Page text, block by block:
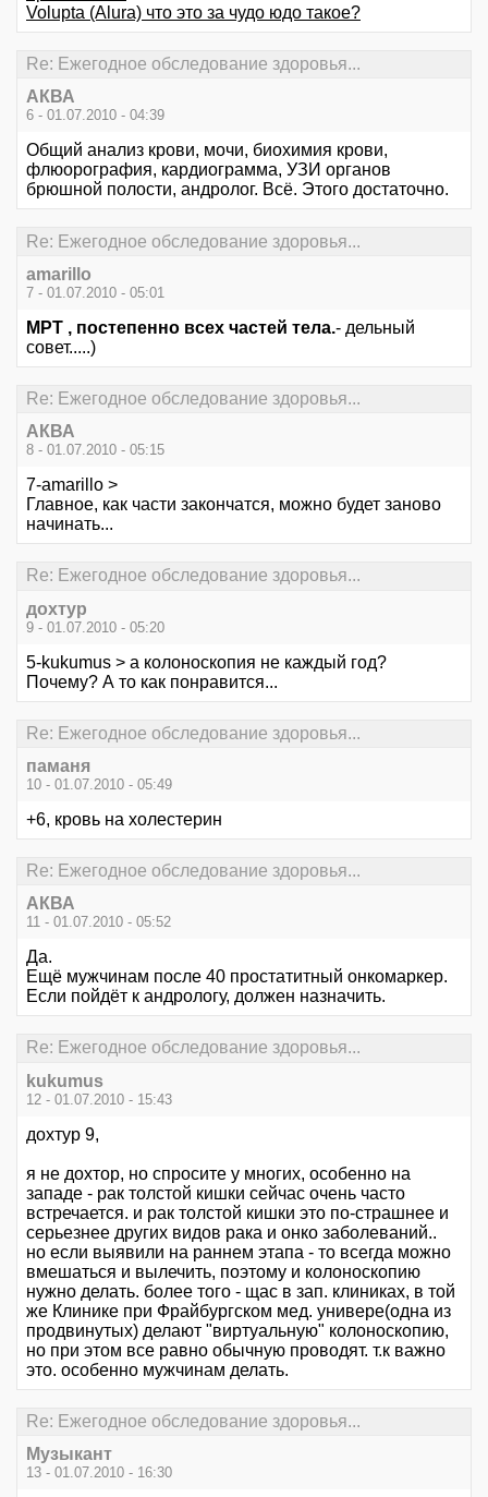
Volupta (Alura) что это за чудо юдо такое?
Re: Ежегодное обследование здоровья...
АКВА
6 - 01.07.2010 - 04:39
Общий анализ крови, мочи, биохимия крови,
флюорография, кардиограмма, УЗИ органов
брюшной полости, андролог. Всё. Этого достаточно.
Re: Ежегодное обследование здоровья...
amarillo
7 - 01.07.2010 - 05:01
МРТ , постепенно всех частей тела.- дельный
совет.....)
Re: Ежегодное обследование здоровья...
АКВА
8 - 01.07.2010 - 05:15
7-amarillo >
Главное, как части закончатся, можно будет заново
начинать...
Re: Ежегодное обследование здоровья...
дохтур
9 - 01.07.2010 - 05:20
5-kukumus > а колоноскопия не каждый год?
Почему? А то как понравится...
Re: Ежегодное обследование здоровья...
паманя
10 - 01.07.2010 - 05:49
+6, кровь на холестерин
Re: Ежегодное обследование здоровья...
АКВА
11 - 01.07.2010 - 05:52
Да.
Ещё мужчинам после 40 простатитный онкомаркер.
Если пойдёт к андрологу, должен назначить.
Re: Ежегодное обследование здоровья...
kukumus
12 - 01.07.2010 - 15:43
дохтур 9,
я не дохтор, но спросите у многих, особенно на
западе - рак толстой кишки сейчас очень часто
встречается. и рак толстой кишки это по-страшнее и
серьезнее других видов рака и онко заболеваний..
но если выявили на раннем этапа - то всегда можно
вмешаться и вылечить, поэтому и колоноскопию
нужно делать. более того - щас в зап. клиниках, в той
же Клинике при Фрайбургском мед. универе(одна из
продвинутых) делают "виртуальную" колоноскопию,
но при этом все равно обычную проводят. т.к важно
это. особенно мужчинам делать.
Re: Ежегодное обследование здоровья...
Музыкант
13 - 01.07.2010 - 16:30